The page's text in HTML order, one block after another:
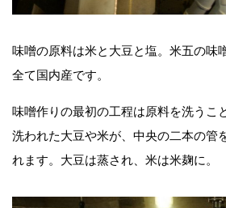
味噌の原料は米と大豆と塩。米五の味
全て国内産です。
味噌作りの最初の工程は原料を洗うこ
洗われた大豆や米が、中央の二本の管
れます。大豆は蒸され、米は米麹に。